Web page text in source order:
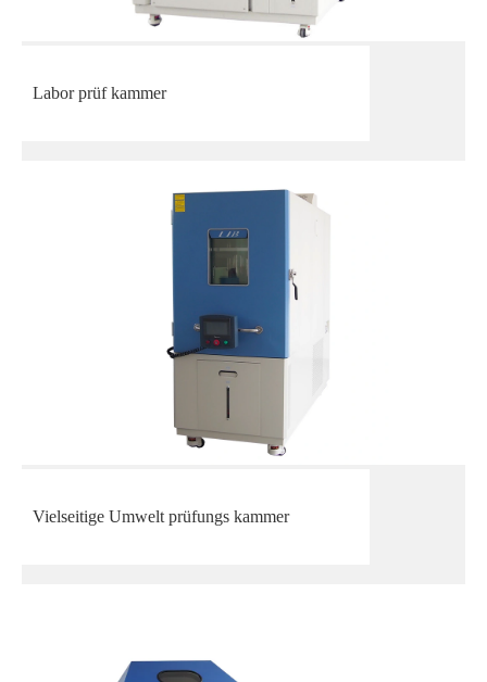
Labor prüf kammer
Vielseitige Umwelt prüfungs kammer